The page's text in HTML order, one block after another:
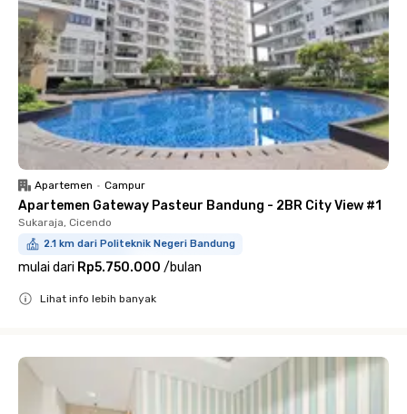
Apartemen • Campur
Apartemen Gateway Pasteur Bandung - 2BR City View #1
Sukaraja, Cicendo
2.1 km dari Politeknik Negeri Bandung
mulai dari Rp5.750.000 /bulan
Lihat info lebih banyak